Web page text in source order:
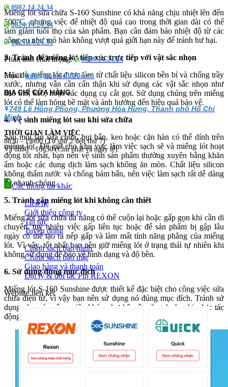
Miếng lót sửa chữa S-160 Sunshine có khả năng chịu nhiệt lên đến
500°C, nhưng việc để nhiệt độ quá cao trong thời gian dài có thể
làm giảm tuổi thọ của sản phẩm. Bạn cần đảm bảo nhiệt độ từ các
công cụ như mỏ hàn không vượt quá giới hạn này để tránh hư hại.
3. Tránh để miếng lót tiếp xúc trực tiếp với vật sắc nhọn
Mặc dù miếng lót được làm từ chất liệu silicon bền bỉ và chống trầy
xước, nhưng vẫn cần cẩn thận khi sử dụng các vật sắc nhọn như
dao mổ, kéo, hoặc các dụng cụ cắt gọt. Sử dụng chúng trên miếng
lót có thể làm hỏng bề mặt và ảnh hưởng đến hiệu quả bảo vệ.
4. Vệ sinh miếng lót sau khi sửa chữa
Sau mỗi lần sửa chữa, bụi bẩn, keo hoặc cặn hàn có thể dính trên
miếng lót. Để giữ cho khu vực làm việc sạch sẽ và miếng lót hoạt
động tốt nhất, bạn nên vệ sinh sản phẩm thường xuyên bằng khăn
ẩm hoặc các dung dịch làm sạch không ăn mòn. Chất liệu silicon
không thấm nước và chống bám bẩn, nên việc làm sạch rất dễ dàng
và nhanh chóng.
5. Tránh gấp miếng lót khi không cần thiết
Miếng lót sửa chữa đa năng có thể cuộn lại hoặc gấp gọn khi cần di
chuyển, tuy nhiên việc gấp liên tục hoặc để sản phẩm bị gập lâu
ngày có thể tạo ra nếp gấp và làm mất tính năng phẳng của miếng
lót. Vì vậy, tốt nhất bạn nên giữ miếng lót ở trạng thái tự nhiên khi
không sử dụng để bảo vệ hình dạng và độ bền.
6. Sử dụng đúng mục đích
Miếng lót S-160 Sunshine được thiết kế đặc biệt cho công việc sửa
chữa điện tử, vì vậy bạn nên sử dụng nó đúng mục đích. Tránh sử
dụng cho các công việc khác như kê vật nặng hoặc chịu lực tác
động mạnh vì có thể làm giảm độ bền của sản phẩm.
0982.14.24.34
0824.14.24.34
0823.14.24.34
Phản ánh chất lượng: 0888.14.24.34
Email:info@linhkiendtdd.vn
ĐỊA CHỈ CỬA HÀNG
749 Lê Hồng Phong, Phường Hòa Hưng, Thành phố Hồ Chí
Minh
THỜI GIAN LÀM VIỆC
8h30 - 19h00 (Từ thứ 2 đến thứ 7)
Và 8h30 - 16h30 (Chủ nhật và ngày lễ).
Các thông tin khác
Liên hệ
Giới thiệu công ty
Tin tức
Tuyển dụng
Chính sách bảo hành
Chính sách bảo mật
Giao hàng và thanh toán
Đại lý & đối tác Pin REXON
Website liên kết